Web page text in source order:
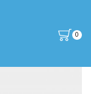
0